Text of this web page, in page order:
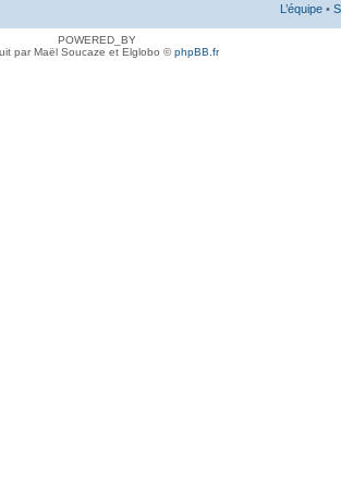
L’équipe •
POWERED_BY
par Maël Soucaze et Elglobo ©phpBB.fr